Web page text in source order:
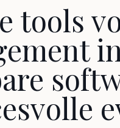
tools